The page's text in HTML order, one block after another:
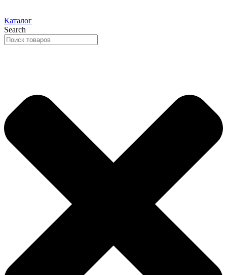
Каталог
Search